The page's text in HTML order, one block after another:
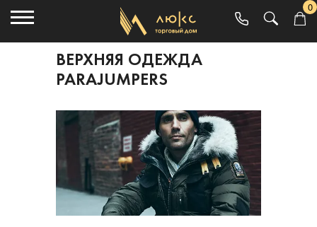
0
ВЕРХНЯЯ ОДЕЖДА
PARAJUMPERS